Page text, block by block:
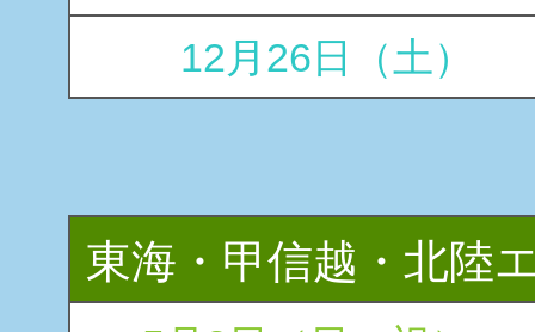
12月26日（土）
東海・甲信越・北陸